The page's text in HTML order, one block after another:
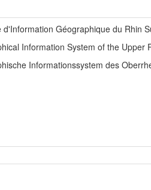
d'Information Géographique du Rhin
Information System of the Upper
Informationssystem des